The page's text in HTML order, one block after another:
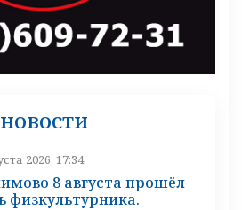
2026, 17:34
8 августа прошёл
физкультурника.